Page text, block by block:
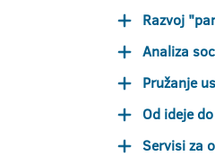
Razvoj
Analiza
Pružanje
Od ideje
Servisi za